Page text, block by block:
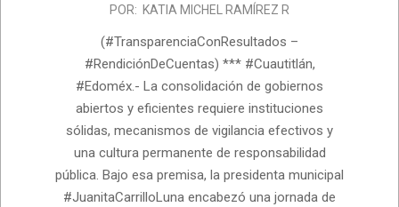
POR: KATIA MICHEL RAMÍREZ R
(#TransparenciaConResultados –
#RendiciónDeCuentas) *** #Cuautitlán,
#Edoméx.- La consolidación de gobiernos
abiertos y eficientes requiere instituciones
sólidas, mecanismos de vigilancia efectivos y
una cultura permanente de responsabilidad
pública. Bajo esa premisa, la presidenta municipal
#JuanitaCarrilloLuna encabezó una jornada de